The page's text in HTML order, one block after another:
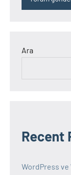
Ara
Recent
WordPress ve